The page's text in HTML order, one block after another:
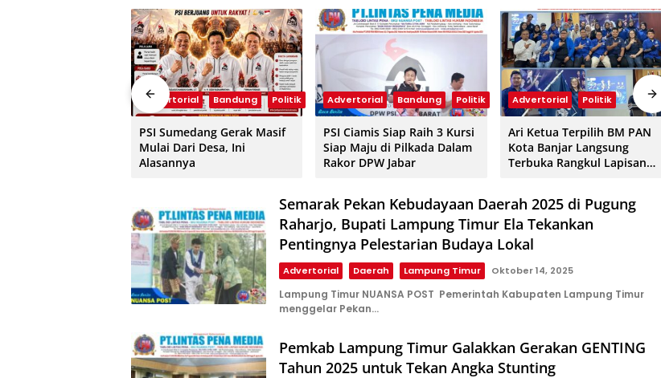
Advertorial Bandung Politik
PSI Sumedang Gerak Masif
Mulai Dari Desa, Ini
Alasannya
Advertorial Bandung Politik
PSI Ciamis Siap Raih 3 Kursi
Siap Maju di Pilkada Dalam
Rakor DPW Jabar
Advertorial Politik
Ari Ketua Terpilih BM PAN
Kota Banjar Langsung
Terbuka Rangkul Lapisan
Semarak Pekan Kebudayaan Daerah 2025 di Pugung
Raharjo, Bupati Lampung Timur Ela Tekankan
Pentingnya Pelestarian Budaya Lokal
Advertorial Daerah Lampung Timur Oktober 14, 2025
Lampung Timur NUANSA POST Pemerintah Kabupaten Lampung Timur
menggelar Pekan…
Pemkab Lampung Timur Galakkan Gerakan GENTING
Tahun 2025 untuk Tekan Angka Stunting